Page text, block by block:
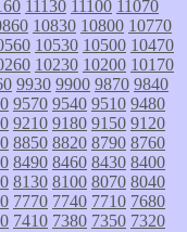
11130 11100 11070
10830 10800 10770
10530 10500 10470
10230 10200 10170
9930 9900 9870 9840
9570 9540 9510 9480
9210 9180 9150 9120
8850 8820 8790 8760
8490 8460 8430 8400
8130 8100 8070 8040
7770 7740 7710 7680
7410 7380 7350 7320